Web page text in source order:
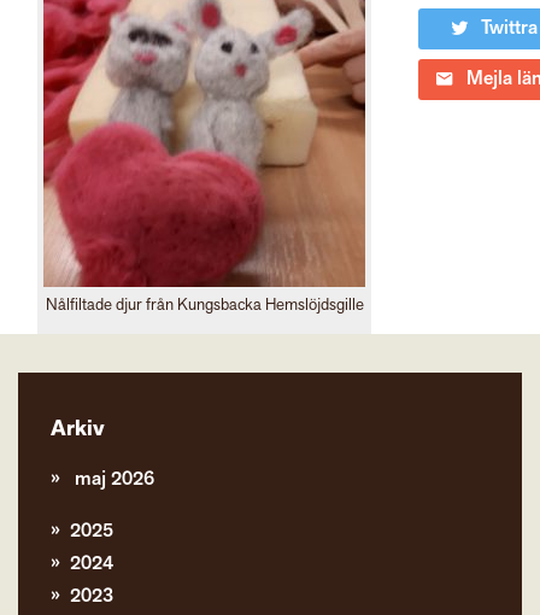
Nålfiltade djur från Kungsbacka Hemslöjdsgille
Twittra
Mejla
Arkiv
maj 2026
2025
2024
2023